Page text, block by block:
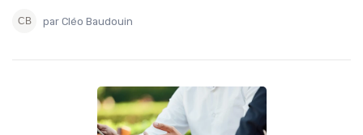
par Cléo Baudouin